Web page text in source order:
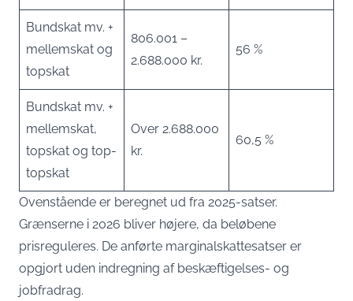
Bundskat mv. +
mellemskat og
topskat
806.001 –
2.688.000 kr.
56 %
Bundskat mv. +
mellemskat,
topskat og top-
topskat
Over 2.688.000
kr.
60,5 %
Ovenstående er beregnet ud fra 2025-satser.
Grænserne i 2026 bliver højere, da beløbene
prisreguleres. De anførte marginalskattesatser er
opgjort uden indregning af beskæftigelses- og
jobfradrag.